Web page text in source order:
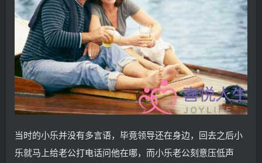
当时的小乐并没有多言语，毕竟领导还在身边，回去之后小
乐就马上给老公打电话问他在哪，而小乐老公刻意压低声